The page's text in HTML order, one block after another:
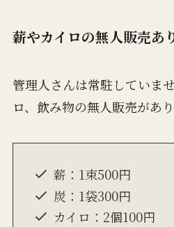
薪やカイロの無人販売あ
管理人さんは常駐していま
ロ、飲み物の無人販売があり
薪：1束500円
炭：1袋300円
カイロ：2個100円